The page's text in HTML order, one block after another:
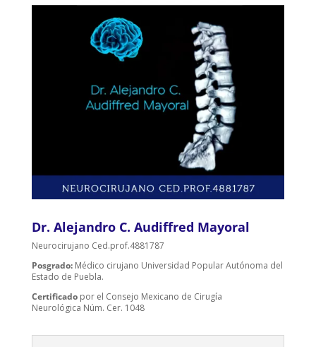
Dr. Alejandro C. Audiffred Mayoral
Neurocirujano Ced.prof.4881787
Posgrado:Médico cirujano Universidad Popular Autónoma del
Estado de Puebla.
Certificadopor el Consejo Mexicano de Cirugía
Neurológica Núm. Cer. 1048